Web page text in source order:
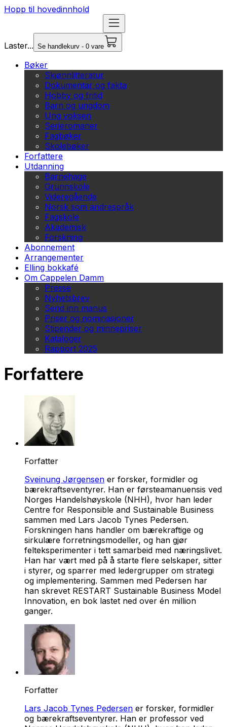
Hopp til hovedinnhold
Laster... Se handlekurv - 0 vare
Bøker
Skjønnlitteratur
Dokumentar og fakta
Hobby og fritid
Barn og ungdom
Ung voksen
Serieromaner
Fagbøker
Skolebøker
Forfattere
Utdanning
Barnehage
Grunnskole
Videregående
Norsk som andrespråk
Fagskole
Akademisk
Forskning
Abonnement
Arrangementer
Elling bokkafé
Om Cappelen Damm
Presse
Nyhetsbrev
Send inn manus
Priser og nominasjoner
Stipender og minnepriser
Kataloger
Rapport 2025
Forfattere
Forfatter
Sveinung Jørgensen er forsker, formidler og
bærekraftseventyrer. Han er førsteamanuensis ved
Norges Handelshøyskole (NHH), hvor han leder
Centre for Responsible and Sustainable Business
sammen med Lars Jacob Tynes Pedersen.
Forskningen hans handler om bærekraftige og
sirkulære forretningsmodeller, og han gjør
felteksperimenter i tett samarbeid med næringslivet.
Han har vært med på å starte flere selskaper, sitter
i styrer, og sparrer med ledergrupper om strategi
og implementering. Sammen med Pedersen har
han skrevet RESTART Sustainable Business Model
Innovation, en ​bok lastet ned over én million
ganger.
Forfatter
Lars Jacob Tynes Pedersen er forsker, formidler
og bærekraftseventyrer. Han er professor ved